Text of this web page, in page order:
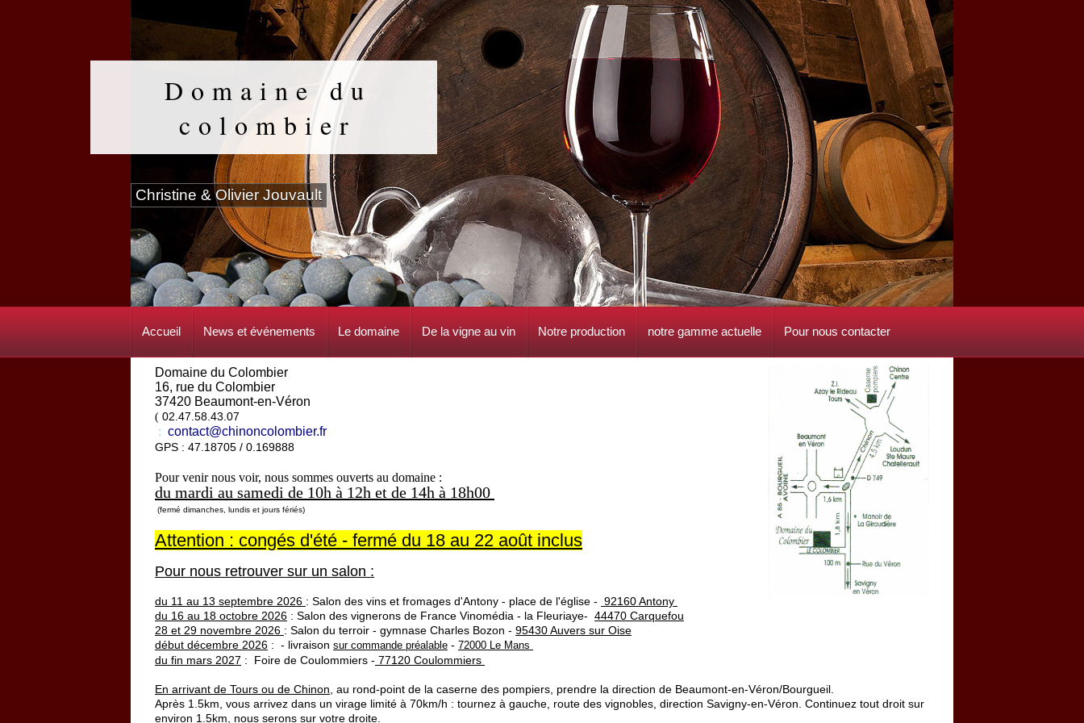
Domaine du
colombier
Christine & Olivier Jouvault
Accueil News et événements Le domaine De la vigne au vin Notre production notre gamme actuelle Pour nous contacter
Domaine du Colombier
16, rue du Colombier
37420 Beaumont-en-Véron
( 02.47.58.43.07
: contact@chinoncolombier.fr
GPS : 47.18705 / 0.169888
Pour venir nous voir, nous sommes ouverts au domaine :
du mardi au samedi de 10h à 12h et de 14h à 18h00
(fermé dimanches, lundis et jours fériés)
Attention : congés d'été - fermé du 18 au 22 août inclus
Pour nous retrouver sur un salon :
du 11 au 13 septembre 2026 : Salon des vins et fromages d'Antony - place de l'église - 92160 Antony
du 16 au 18 octobre 2026 : Salon des vignerons de France Vinomédia - la Fleuriaye- 44470 Carquefou
28 et 29 novembre 2026 : Salon du terroir - gymnase Charles Bozon - 95430 Auvers sur Oise
début décembre 2026 : - livraison sur commande préalable - 72000 Le Mans
du fin mars 2027 : Foire de Coulommiers - 77120 Coulommiers
En arrivant de Tours ou de Chinon au rond-point de la caserne des pompiers, prendre la direction de Beaumont-en-Véron/Bourgueil.
Après 1.5km, vous arrivez dans un virage limité à 70km/h : tournez à gauche, route des vignobles, direction Savigny-en-Véron. Continuez tout droit sur
environ 1.5km, nous serons sur votre droite.